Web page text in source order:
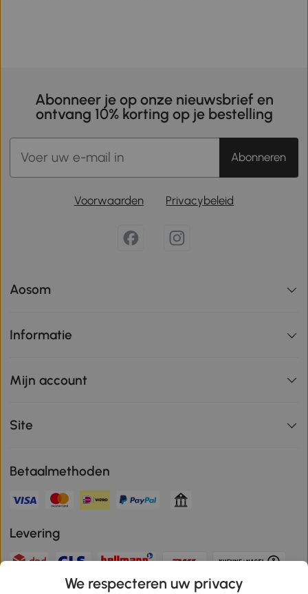
Abonneer je op onze nieuwsbrief en
ontvang 10% korting op je bestelling
Abonneren
Voorwaarden Privacybeleid
Aosom
Informatie
Mijn account
Site
Betaalmethoden
Levering
We respecteren uw privacy